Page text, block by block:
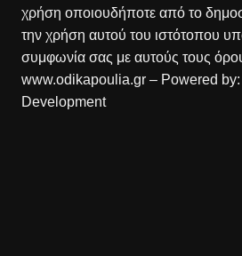
χρήση οποιουδήποτε από το
την χρήση αυτού του ιστότοπου
συμφωνία σας με αυτούς τους
www.odikapoulia.gr – Powered by:
Development